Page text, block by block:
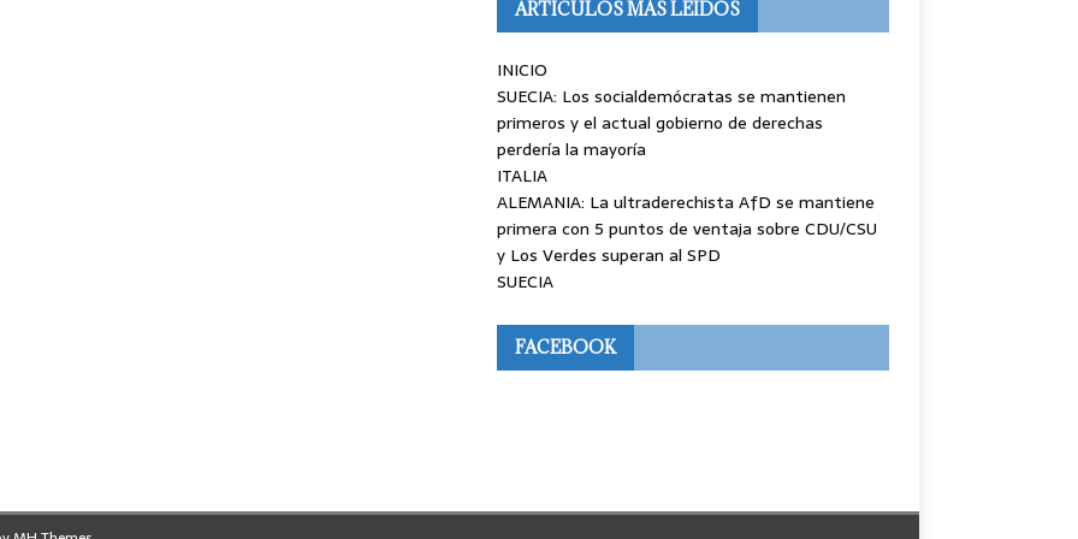
ARTÍCULOS MÁS LEÍDOS
INICIO
SUECIA: Los socialdemócratas se mantienen
primeros y el actual gobierno de derechas
perdería la mayoría
ITALIA
ALEMANIA: La ultraderechista AfD se mantiene
primera con 5 puntos de ventaja sobre CDU/CSU
y Los Verdes superan al SPD
SUECIA
FACEBOOK